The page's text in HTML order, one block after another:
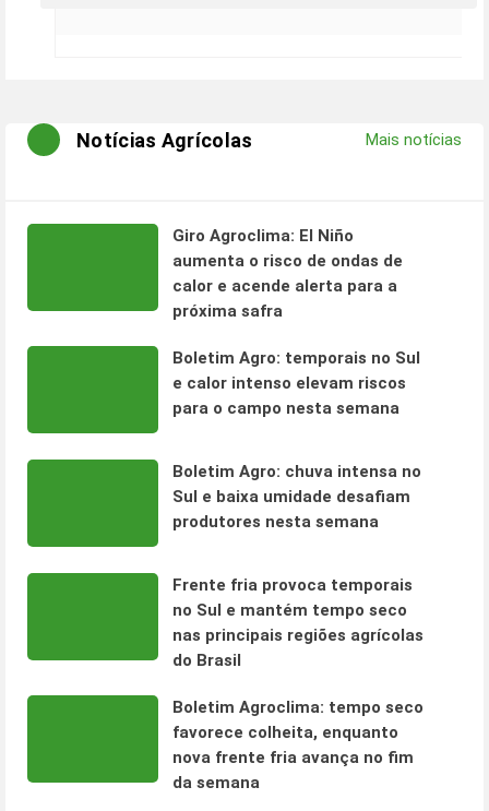
Notícias Agrícolas Mais notícias
Giro Agroclima: El Niño
aumenta o risco de ondas de
calor e acende alerta para a
próxima safra
Boletim Agro: temporais no Sul
e calor intenso elevam riscos
para o campo nesta semana
Boletim Agro: chuva intensa no
Sul e baixa umidade desafiam
produtores nesta semana
Frente fria provoca temporais
no Sul e mantém tempo seco
nas principais regiões agrícolas
do Brasil
Boletim Agroclima: tempo seco
favorece colheita, enquanto
nova frente fria avança no fim
da semana